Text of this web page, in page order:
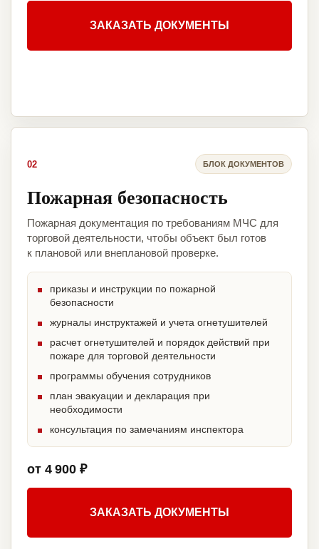
ЗАКАЗАТЬ ДОКУМЕНТЫ
02 БЛОК ДОКУМЕНТОВ
Пожарная безопасность
Пожарная документация по требованиям МЧС для
торговой деятельности, чтобы объект был готов
к плановой или внеплановой проверке.
приказы и инструкции по пожарной
безопасности
журналы инструктажей и учета огнетушителей
расчет огнетушителей и порядок действий при
пожаре для торговой деятельности
программы обучения сотрудников
план эвакуации и декларация при
необходимости
консультация по замечаниям инспектора
от 4 900 ₽
ЗАКАЗАТЬ ДОКУМЕНТЫ